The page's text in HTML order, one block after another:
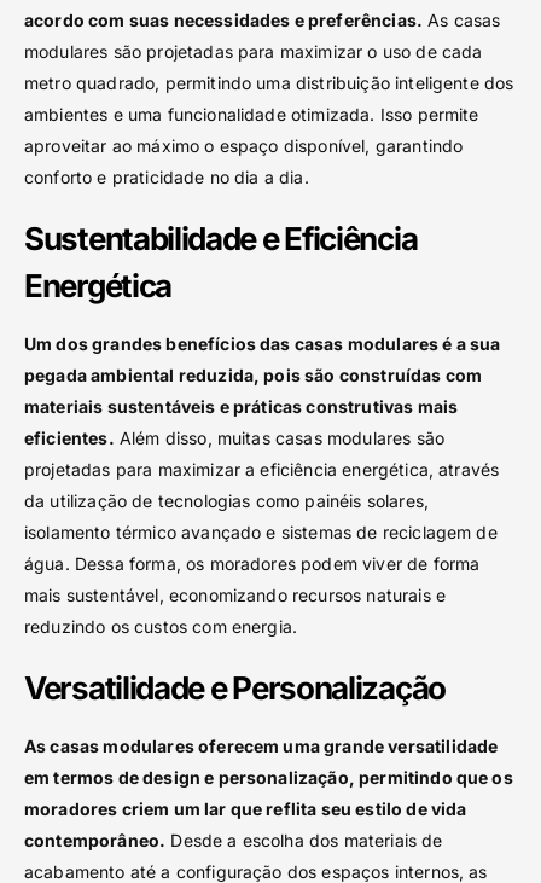
acordo com suas necessidades e preferências. As casas
modulares são projetadas para maximizar o uso de cada
metro quadrado, permitindo uma distribuição inteligente dos
ambientes e uma funcionalidade otimizada. Isso permite
aproveitar ao máximo o espaço disponível, garantindo
conforto e praticidade no dia a dia.
Sustentabilidade e Eficiência
Energética
Um dos grandes benefícios das casas modulares é a sua
pegada ambiental reduzida, pois são construídas com
materiais sustentáveis e práticas construtivas mais
eficientes. Além disso, muitas casas modulares são
projetadas para maximizar a eficiência energética, através
da utilização de tecnologias como painéis solares,
isolamento térmico avançado e sistemas de reciclagem de
água. Dessa forma, os moradores podem viver de forma
mais sustentável, economizando recursos naturais e
reduzindo os custos com energia.
Versatilidade e Personalização
As casas modulares oferecem uma grande versatilidade
em termos de design e personalização, permitindo que os
moradores criem um lar que reflita seu estilo de vida
contemporâneo. Desde a escolha dos materiais de
acabamento até a configuração dos espaços internos, as